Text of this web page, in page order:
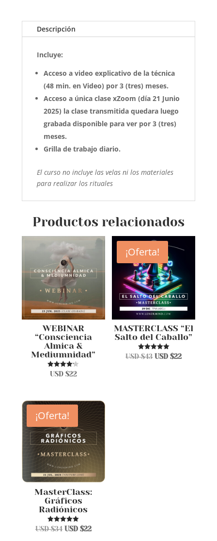
Descripción
Incluye:
Acceso a video explicativo de la técnica
(48 min. en Video) por 3 (tres) meses.
Acceso a única clase xZoom (día 21 Junio
2025) la clase transmitida quedara luego
grabada disponible para ver por 3 (tres)
meses.
Grilla de trabajo diario.
El curso no incluye las velas ni los materiales
para realizar los rituales
Productos relacionados
WEBINAR
“Consciencia
Almica &
Mediumnidad”
Valorado
USD $22
¡Oferta!
MASTERCLASS “El
Salto del Caballo”
Valorado en
USD $43 El
USD $22El
¡Oferta!
MasterClass:
Gráficos
Radiónicos
Valorado en
4.97
USD $34 El
USD $22El